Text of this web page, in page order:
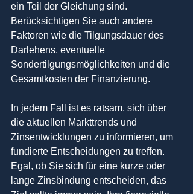
ein Teil der Gleichung sind.
Berücksichtigen Sie auch andere
Faktoren wie die Tilgungsdauer des
Darlehens, eventuelle
Sondertilgungsmöglichkeiten und die
Gesamtkosten der Finanzierung.
In jedem Fall ist es ratsam, sich über
die aktuellen Markttrends und
Zinsentwicklungen zu informieren, um
fundierte Entscheidungen zu treffen.
Egal, ob Sie sich für eine kurze oder
lange Zinsbindung entscheiden, das